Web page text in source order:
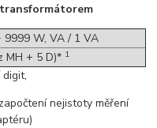
9999 W, VA / 1 VA
MH + 5 D)* 1
nejistoty měření